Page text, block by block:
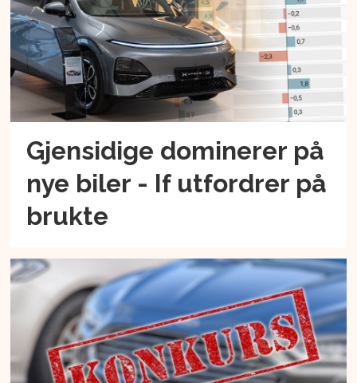
Gjensidige dominerer på
nye biler - If utfordrer på
brukte